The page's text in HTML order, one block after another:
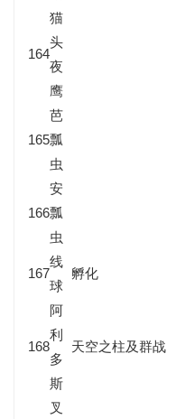
164
猫
头
夜
鹰
165
芭
瓢
虫
166
安
瓢
虫
167
线
球
孵化
168
阿
利
多
斯
天空之柱及群战
叉